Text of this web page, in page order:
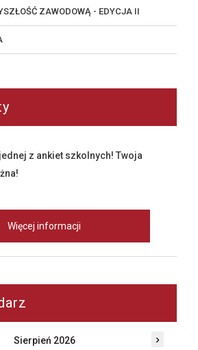
ZAWODOWĄ - EDYCJA II
z ankiet szkolnych! Twoja
Więcej informacji
Sierpień 2026 ›